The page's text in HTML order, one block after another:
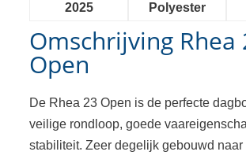
2025 Polyester
Omschrijving Rhea
Open
De Rhea 23 Open is de perfecte
veilige rondloop, goede
stabiliteit. Zeer degelijk gebouwd naar